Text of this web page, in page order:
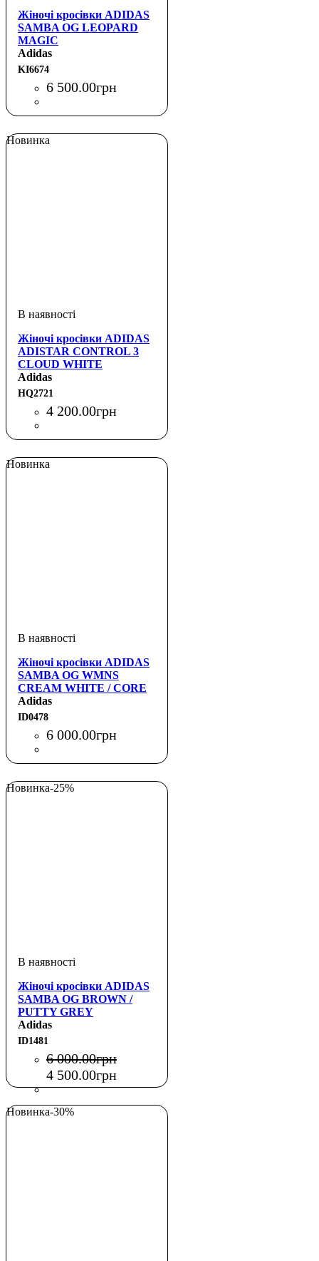
Жіночі кросівки ADIDAS
SAMBA OG LEOPARD
MAGIC
Adidas
KI6674
6 500.00грн
Новинка
Жіночі кросівки ADIDAS
ADISTAR CONTROL 3
CLOUD WHITE
Adidas
HQ2721
4 200.00грн
Новинка
Жіночі кросівки ADIDAS
SAMBA OG WMNS
CREAM WHITE / CORE
BLACK
Adidas
ID0478
6 000.00грн
Новинка-25%
Жіночі кросівки ADIDAS
SAMBA OG BROWN /
PUTTY GREY
Adidas
ID1481
6 000.00грн
4 500.00грн
Новинка-30%